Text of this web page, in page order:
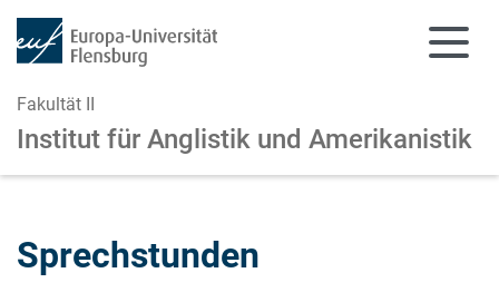
Fakultät II
Institut für Anglistik und Amerikanistik
Sprechstunden